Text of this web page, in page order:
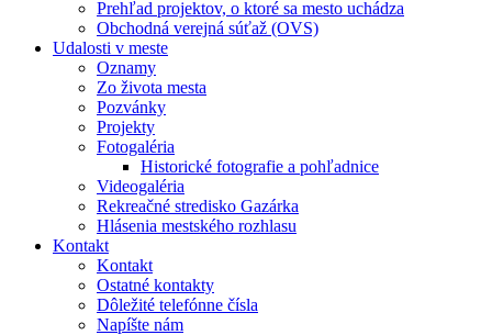
Prehľad projektov, o ktoré sa mesto uchádza
Obchodná verejná súťaž (OVS)
Udalosti v meste
Oznamy
Zo života mesta
Pozvánky
Projekty
Fotogaléria
Historické fotografie a pohľadnice
Videogaléria
Rekreačné stredisko Gazárka
Hlásenia mestského rozhlasu
Kontakt
Kontakt
Ostatné kontakty
Dôležité telefónne čísla
Napíšte nám